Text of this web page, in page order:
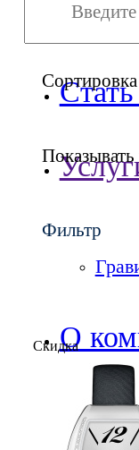
О
Показывать
Фильтр
Скидка